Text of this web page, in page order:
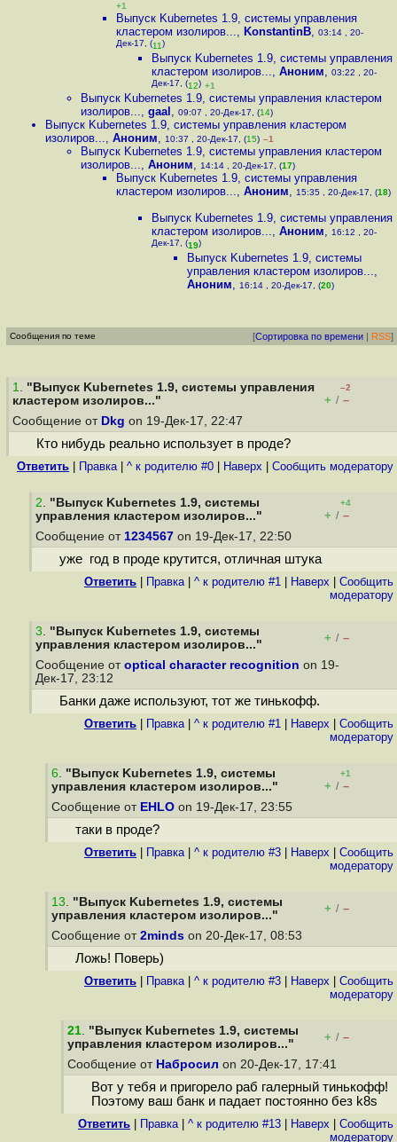
+1
Выпуск Kubernetes 1.9, системы управления
кластером изолиров..., KonstantinB, 03:14 , 20-
Дек-17, (11)
Выпуск Kubernetes 1.9, системы управления
кластером изолиров..., Аноним, 03:22 , 20-
Дек-17, (12) +1
Выпуск Kubernetes 1.9, системы управления кластером
изолиров..., gaal , 09:07 , 20-Дек-17, (14)
Выпуск Kubernetes 1.9, системы управления кластером
изолиров..., Аноним, 10:37 , 20-Дек-17, (15) –1
Выпуск Kubernetes 1.9, системы управления кластером
изолиров..., Аноним, 14:14 , 20-Дек-17, (17)
Выпуск Kubernetes 1.9, системы управления
кластером изолиров..., Аноним, 15:35 , 20-Дек-17, (18)
Выпуск Kubernetes 1.9, системы управления
кластером изолиров..., Аноним, 16:12 , 20-
Дек-17, (19)
Выпуск Kubernetes 1.9, системы
управления кластером изолиров...,
Аноним, 16:14 , 20-Дек-17, (20)
Сообщения по теме [Сортировка по времени | RSS]
1. "Выпуск Kubernetes 1.9, системы управления
кластером изолиров..."
–2
+ / –
Сообщение от Dkg on 19-Дек-17, 22:47
Кто нибудь реально использует в проде?
Ответить Правка| ^ к родителю #0 Наверх Cообщить модератору
2. "Выпуск Kubernetes 1.9, системы
управления кластером изолиров..."
+4
+ / –
Сообщение от 1234567 on 19-Дек-17, 22:50
уже год в проде крутится, отличная штука
Ответить Правка| ^ к родителю #1 Наверх
Cообщить
модератору
3. "Выпуск Kubernetes 1.9, системы
управления кластером изолиров..."
+ / –
Сообщение от optical character recognition on 19-
Дек-17, 23:12
Банки даже используют, тот же тинькофф.
Ответить Правка| ^ к родителю #1 Наверх
Cообщить
модератору
6. "Выпуск Kubernetes 1.9, системы
управления кластером изолиров..."
+1
+ / –
Сообщение от EHLO on 19-Дек-17, 23:55
таки в проде?
Ответить Правка| ^ к родителю #3 Наверх
Cообщить
модератору
13. "Выпуск Kubernetes 1.9, системы
управления кластером изолиров..."
+ / –
Сообщение от 2minds on 20-Дек-17, 08:53
Ложь! Поверь)
Ответить Правка| ^ к родителю #3 Наверх
Cообщить
модератору
21. "Выпуск Kubernetes 1.9, системы
управления кластером изолиров..."
+ / –
Сообщение от Набросил on 20-Дек-17, 17:41
Вот у тебя и пригорело раб галерный тинькофф!
Поэтому ваш банк и падает постоянно без k8s
Ответить Правка| ^ к родителю #13 Наверх
Cообщить
модератору